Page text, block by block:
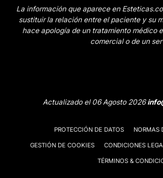
La información que aparece en
sustituir la relación entre el paciente y su
hace apología de un tratamiento médico
comercial o de un
Actualizado el 06 Agosto 2026
PROTECCIÓN DE DATOS NORMAS
GESTIÓN DE COOKIES CONDICIONES
TÉRMINOS &